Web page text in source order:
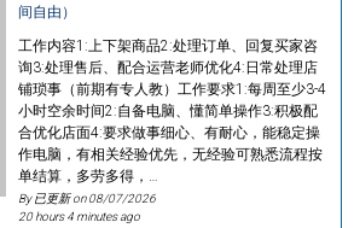
间自由）
工作内容1:上下架商品2:处理订单、回复买家咨
询3:处理售后、配合运营老师优化4:日常处理店
铺琐事（前期有专人教）工作要求1:每周至少3-4
小时空余时间2:自备电脑、懂简单操作3:积极配
合优化店面4:要求做事细心、有耐心，能稳定操
作电脑，有相关经验优先，无经验可熟悉流程按
单结算，多劳多得，…
By 已更新 on08/07/2026
20 hours 4 minutes ago